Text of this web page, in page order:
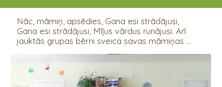
Nāc, māmiņ, apsēdies, Gana esi strādājusi,
Gana esi strādājusi, Mīļus vārdus runājusi. Arī
jauktās grupas bērni sveica savas māmiņas ...